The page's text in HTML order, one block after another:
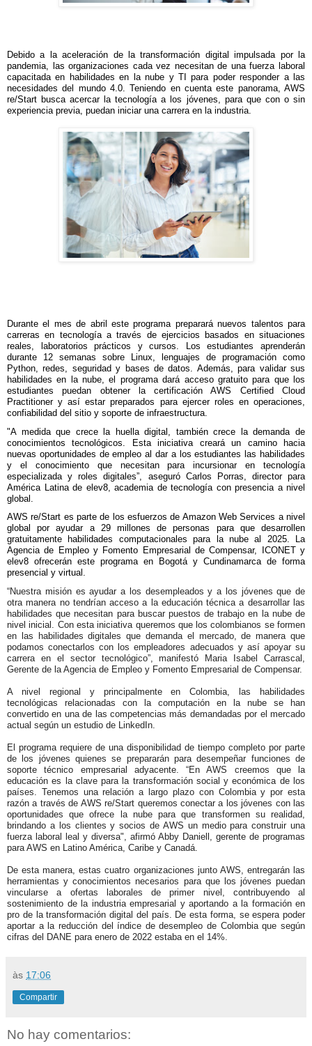
Debido a la aceleración de la transformación digital impulsada por la
pandemia, las organizaciones cada vez necesitan de una fuerza laboral
capacitada en habilidades en la nube y TI para poder responder a las
necesidades del mundo 4.0. Teniendo en cuenta este panorama, AWS
re/Start busca acercar la tecnología a los jóvenes, para que con o sin
experiencia previa, puedan iniciar una carrera en la industria.
Durante el mes de abril este programa preparará nuevos talentos para
carreras en tecnología a través de ejercicios basados ​​en situaciones
reales, laboratorios prácticos y cursos. Los estudiantes aprenderán
durante 12 semanas sobre Linux, lenguajes de programación como
Python, redes, seguridad y bases de datos. Además, para validar sus
habilidades en la nube, el programa dará acceso gratuito para que los
estudiantes puedan obtener la certificación AWS Certified Cloud
Practitioner y así estar preparados para ejercer roles en operaciones,
confiabilidad del sitio y soporte de infraestructura.
"A medida que crece la huella digital, también crece la demanda de
conocimientos tecnológicos. Esta iniciativa creará un camino hacia
nuevas oportunidades de empleo al dar a los estudiantes las habilidades
y el conocimiento que necesitan para incursionar en tecnología
especializada y roles digitales”, aseguró Carlos Porras, director para
América Latina de elev8, academia de tecnología con presencia a nivel
global.
AWS re/Start es parte de los esfuerzos de Amazon Web Services a nivel
global por ayudar a 29 millones de personas para que desarrollen
gratuitamente habilidades computacionales para la nube al 2025. La
Agencia de Empleo y Fomento Empresarial de Compensar, ICONET y
elev8 ofrecerán este programa en Bogotá y Cundinamarca de forma
presencial y virtual.
“Nuestra misión es ayudar a los desempleados y a los jóvenes que de
otra manera no tendrían acceso a la educación técnica a desarrollar las
habilidades que necesitan para buscar puestos de trabajo en la nube de
nivel inicial. Con esta iniciativa queremos que los colombianos se formen
en las habilidades digitales que demanda el mercado, de manera que
podamos conectarlos con los empleadores adecuados y así apoyar su
carrera en el sector tecnológico”, manifestó Maria Isabel Carrascal,
Gerente de la Agencia de Empleo y Fomento Empresarial de Compensar.
A nivel regional y principalmente en Colombia, las habilidades
tecnológicas relacionadas con la computación en la nube se han
convertido en una de las competencias más demandadas por el mercado
actual según un estudio de LinkedIn.
El programa requiere de una disponibilidad de tiempo completo por parte
de los jóvenes quienes se prepararán para desempeñar funciones de
soporte técnico empresarial adyacente. “En AWS creemos que la
educación es la clave para la transformación social y económica de los
países. Tenemos una relación a largo plazo con Colombia y por esta
razón a través de AWS re/Start queremos conectar a los jóvenes con las
oportunidades que ofrece la nube para que transformen su realidad,
brindando a los clientes y socios de AWS un medio para construir una
fuerza laboral leal y diversa", afirmó Abby Daniell, gerente de programas
para AWS en Latino América, Caribe y Canadá.
De esta manera, estas cuatro organizaciones junto AWS, entregarán las
herramientas y conocimientos necesarios para que los jóvenes puedan
vincularse a ofertas laborales de primer nivel, contribuyendo al
sostenimiento de la industria empresarial y aportando a la formación en
pro de la transformación digital del país. De esta forma, se espera poder
aportar a la reducción del índice de desempleo de Colombia que según
cifras del DANE para enero de 2022 estaba en el 14%.
às 17:06
Compartir
No hay comentarios: